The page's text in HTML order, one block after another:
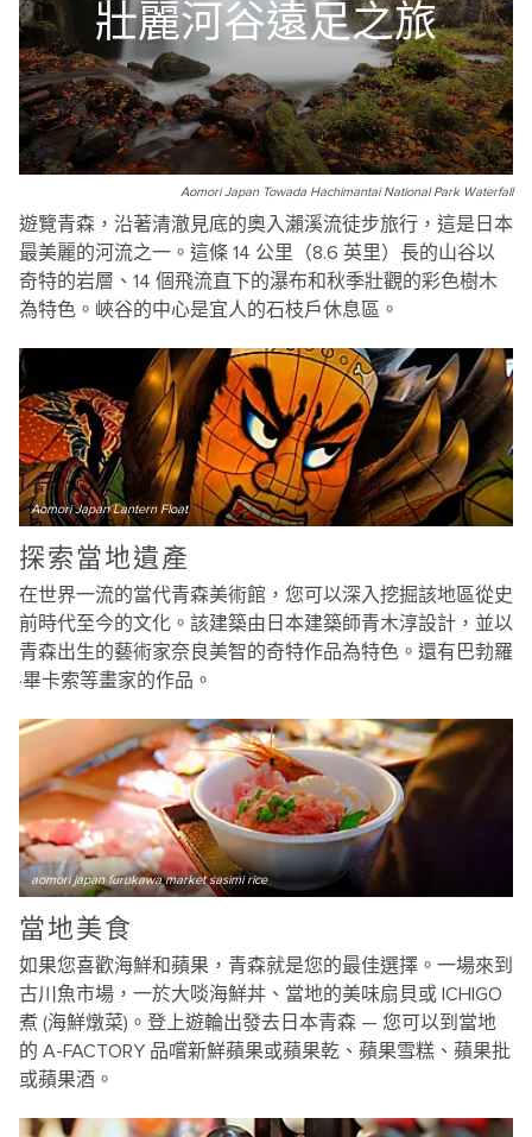
壯麗河谷遠足之旅
Aomori Japan Towada Hachimantai National Park Waterfall
遊覽青森，沿著清澈見底的奧入瀨溪流徒步旅行，這是日本
最美麗的河流之一。這條 14 公里（8.6 英里）長的山谷以
奇特的岩層、14 個飛流直下的瀑布和秋季壯觀的彩色樹木
為特色。峽谷的中心是宜人的石枝戶休息區。
Aomori Japan Lantern Float
探索當地遺產
在世界一流的當代青森美術館，您可以深入挖掘該地區從史
前時代至今的文化。該建築由日本建築師青木淳設計，並以
青森出生的藝術家奈良美智的奇特作品為特色。還有巴勃羅
·畢卡索等畫家的作品。
aomori japan furukawa market sasimi rice
當地美食
如果您喜歡海鮮和蘋果，青森就是您的最佳選擇。一場來到
古川魚市場，一於大啖海鮮丼、當地的美味扇貝或 ICHIGO
煮 (海鮮燉菜)。登上遊輪出發去日本青森 — 您可以到當地
的 A-FACTORY 品嚐新鮮蘋果或蘋果乾、蘋果雪糕、蘋果批
或蘋果酒。